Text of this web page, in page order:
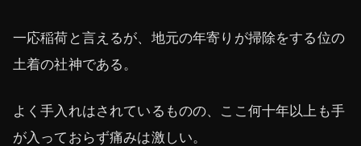
一応稲荷と言えるが、地元の年寄りが掃除をする位の
土着の社神である。
よく手入れはされているものの、ここ何十年以上も手
が入っておらず痛みは激しい。